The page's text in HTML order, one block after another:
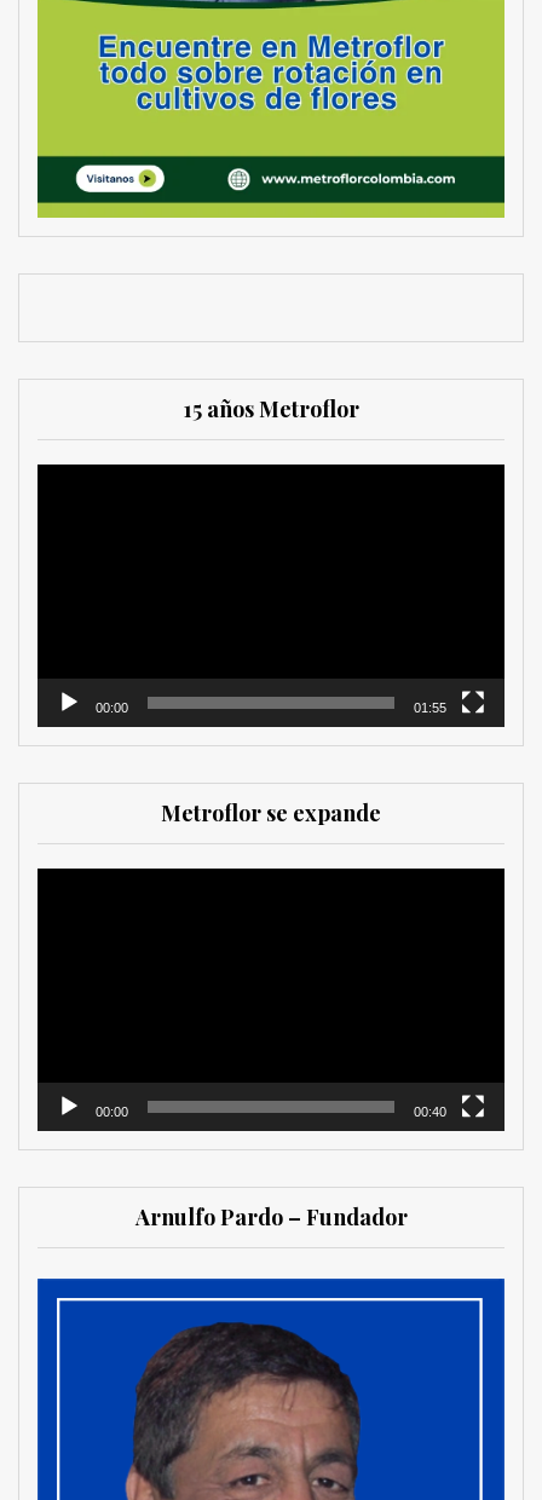
15 años Metroflor
00:00 01:55
Metroflor se expande
00:00 00:40
Arnulfo Pardo – Fundador